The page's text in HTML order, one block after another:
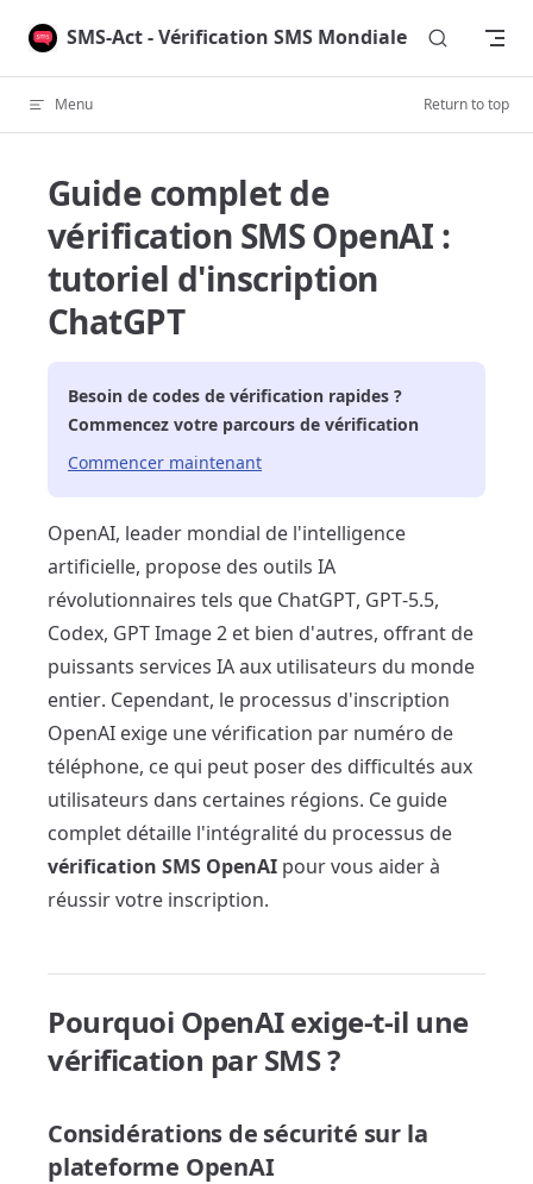
Skip to content
SMS-Act - Vérification SMS Mondiale
Menu Return to top
Guide complet de
vérification SMS OpenAI :
tutoriel d'inscription
ChatGPT
Besoin de codes de vérification rapides ?
Commencez votre parcours de vérification
Commencer maintenant
OpenAI, leader mondial de l'intelligence
artificielle, propose des outils IA
révolutionnaires tels que ChatGPT, GPT-5.5,
Codex, GPT Image 2 et bien d'autres, offrant de
puissants services IA aux utilisateurs du monde
entier. Cependant, le processus d'inscription
OpenAI exige une vérification par numéro de
téléphone, ce qui peut poser des difficultés aux
utilisateurs dans certaines régions. Ce guide
complet détaille l'intégralité du processus de
vérification SMS OpenAI pour vous aider à
réussir votre inscription.
Pourquoi OpenAI exige-t-il une
vérification par SMS ?
Considérations de sécurité sur la
plateforme OpenAI